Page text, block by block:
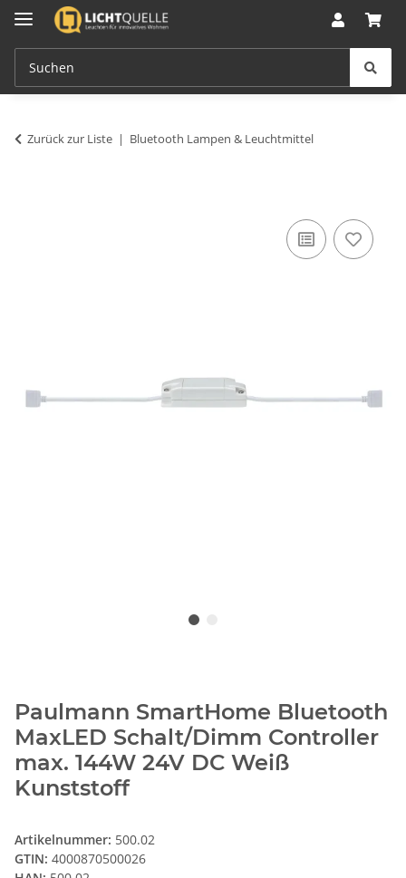
Zurück zur Liste Bluetooth Lampen & Leuchtmittel
Paulmann SmartHome Bluetooth
MaxLED Schalt/Dimm Controller
max. 144W 24V DC Weiß
Kunststoff
Artikelnummer: 500.02
GTIN: 4000870500026